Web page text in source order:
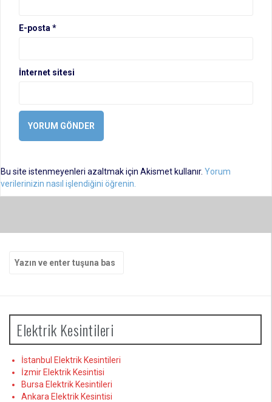
E-posta *
İnternet sitesi
Bu site istenmeyenleri azaltmak için Akismet kullanır. Yorum
verilerinizin nasıl işlendiğini öğrenin.
yap:
Elektrik Kesintileri
İstanbul Elektrik Kesintileri
İzmir Elektrik Kesintisi
Bursa Elektrik Kesintileri
Ankara Elektrik Kesintisi